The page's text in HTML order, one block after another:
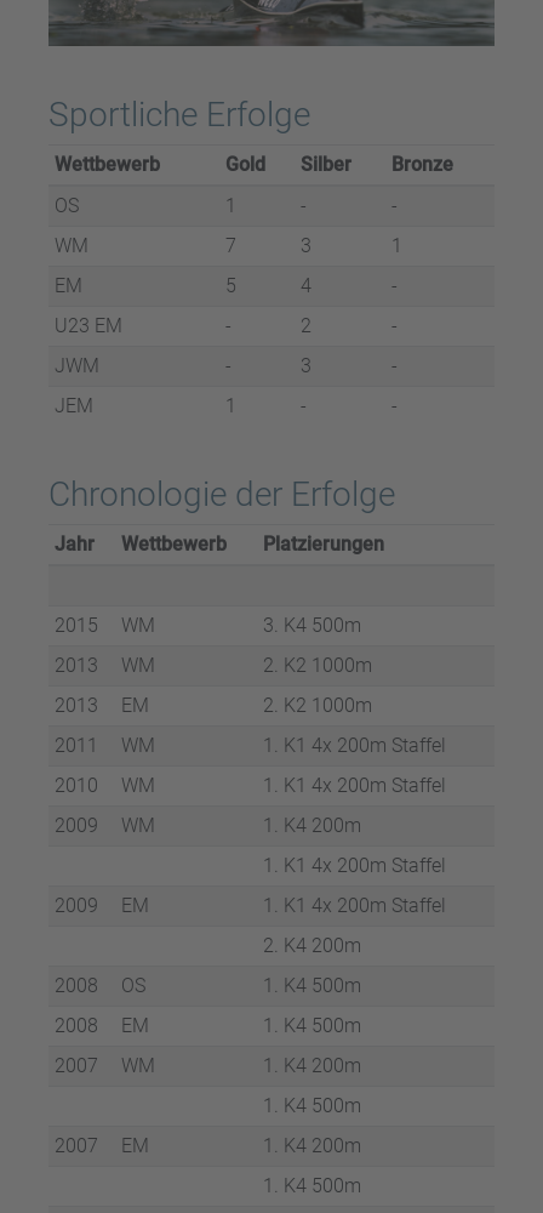
Sportliche Erfolge
Wett­be­werb Gold Sil­ber
Bron­ze
OS
1 -
-
WM
7 3
1
EM
5 4
-
U23 EM
- 2
-
JWM
- 3
-
JEM
1 - -
Chronologie der Erfolge
Jahr Wett­be­werb Plat­zie­run­gen
2015 WM
3. K4 500m
2013
WM
2. K2 1000m
2013
EM
2. K2 1000m
2011
WM
1. K1 4x 200m Staf­fel
2010
WM
1. K1 4x 200m Staf­fel
2009
WM
1. K4 200m
1. K1 4x 200m Staf­fel
2009
EM
1. K1 4x 200m Staf­fel
2. K4 200m
2008
OS
1. K4 500m
2008
EM
1. K4 500m
2007
WM
1. K4 200m
1. K4 500m
2007
EM
1. K4 200m
1. K4 500m